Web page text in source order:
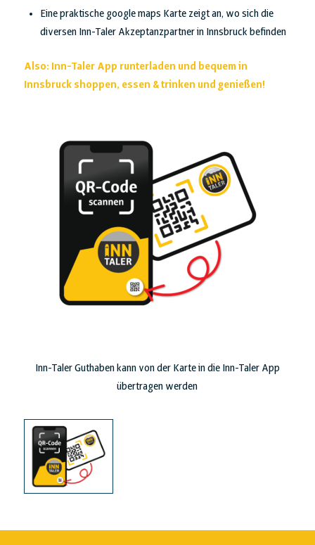
Eine praktische google maps Karte zeigt an, wo sich die
diversen Inn-Taler Akzeptanzpartner in Innsbruck befinden
Also: Inn-Taler App runterladen und bequem in
Innsbruck shoppen, essen & trinken und genießen!
Inn-Taler Guthaben kann von der Karte in die Inn-Taler App
übertragen werden